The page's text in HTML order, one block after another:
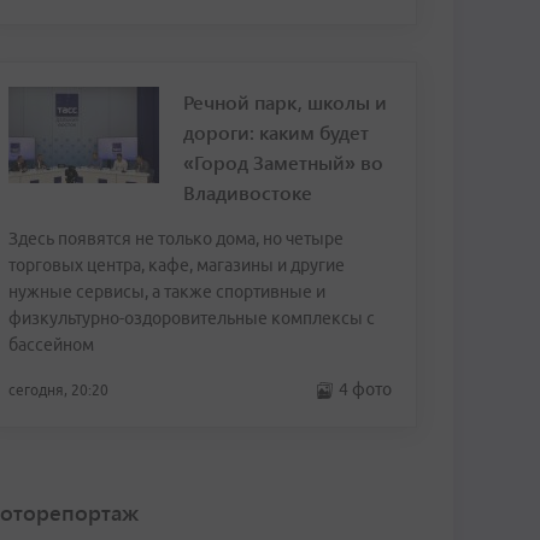
Речной парк, школы и
дороги: каким будет
«Город Заметный» во
Владивостоке
Здесь появятся не только дома, но четыре
торговых центра, кафе, магазины и другие
нужные сервисы, а также спортивные и
физкультурно-оздоровительные комплексы с
бассейном
сегодня, 20:20 4 фото